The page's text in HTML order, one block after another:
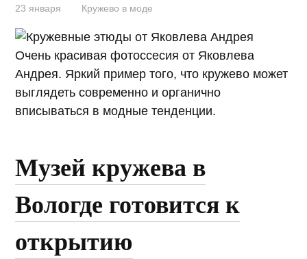
23 января Кружево в моде
Очень красивая фотоссесия от Яковлева
Андрея. Яркий пример того, что кружево может
выглядеть современно и органично
вписываться в модные тенденции.
Музей кружева в
Вологде готовится к
открытию